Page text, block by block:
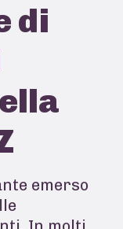
di
emerso